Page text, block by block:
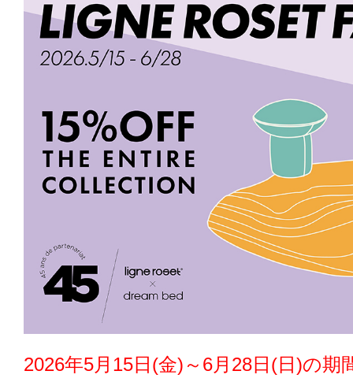
2026年5月15日(金)～6月28日(日)の期